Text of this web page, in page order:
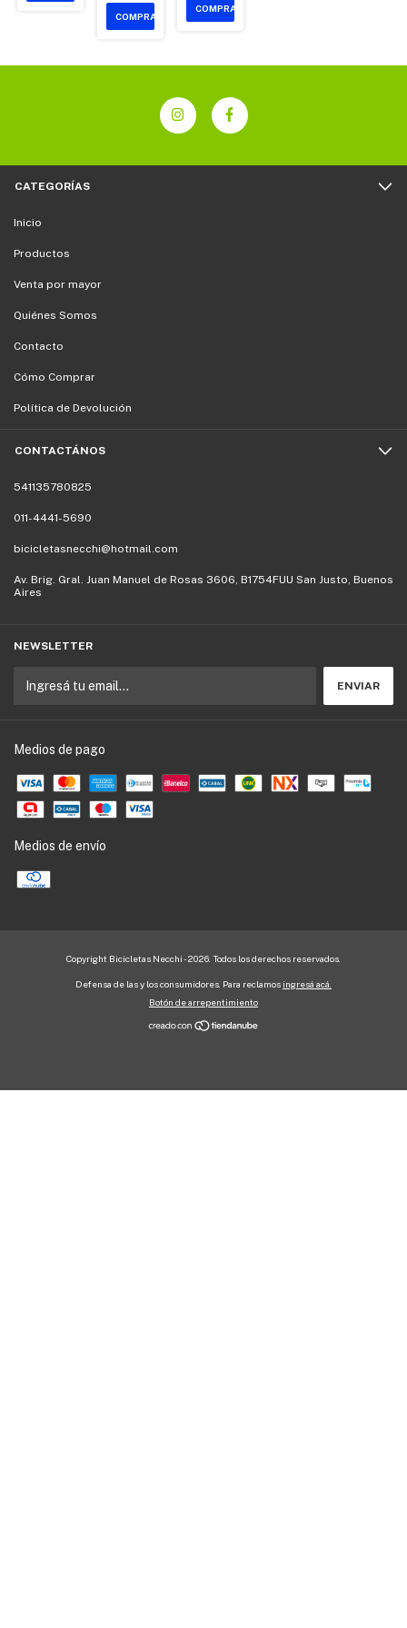
CATEGORÍAS
Inicio
Productos
Venta por mayor
Quiénes Somos
Contacto
Cómo Comprar
Política de Devolución
CONTACTÁNOS
541135780825
011-4441-5690
bicicletasnecchi@hotmail.com
Av. Brig. Gral. Juan Manuel de Rosas 3606, B1754FUU San Justo, Buenos
Aires
NEWSLETTER
Medios de pago
Medios de envío
Copyright Bicicletas Necchi - 2026. Todos los derechos reservados.
Defensa de las y los consumidores. Para reclamos ingresá acá.
Botón de arrepentimiento